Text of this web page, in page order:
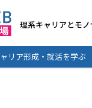
理系キャリアとモ
リア形成・就活を学ぶ